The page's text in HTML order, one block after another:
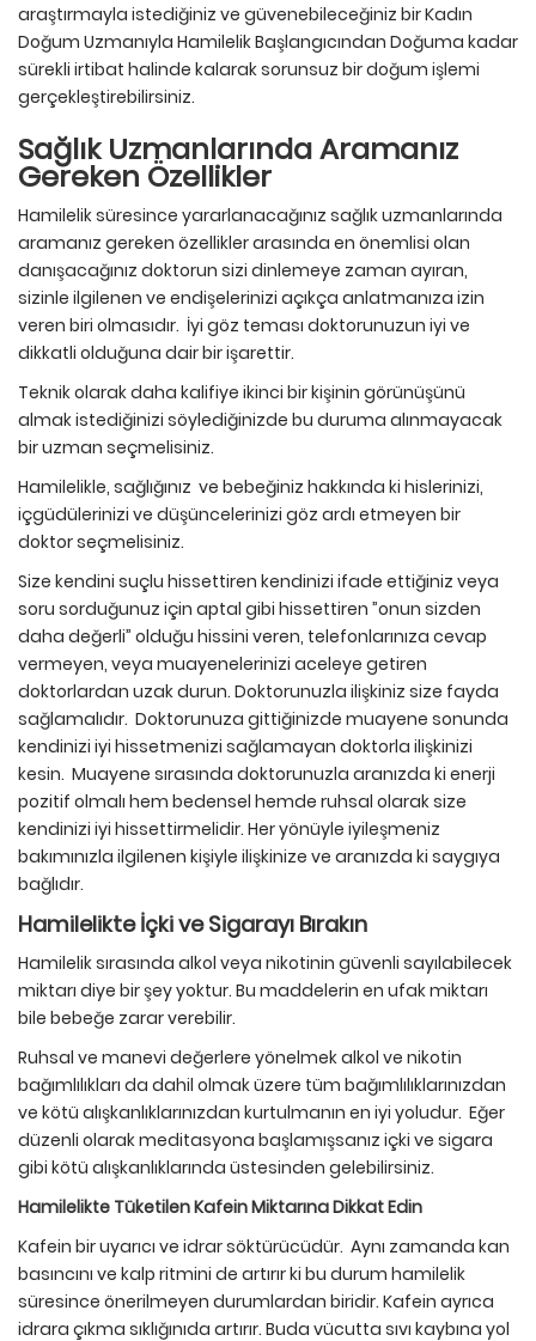
araştırmayla istediğiniz ve güvenebileceğiniz bir Kadın
Doğum Uzmanıyla Hamilelik Başlangıcından Doğuma kadar
sürekli irtibat halinde kalarak sorunsuz bir doğum işlemi
gerçekleştirebilirsiniz.
Sağlık Uzmanlarında Aramanız
Gereken Özellikler
Hamilelik süresince yararlanacağınız sağlık uzmanlarında
aramanız gereken özellikler arasında en önemlisi olan
danışacağınız doktorun sizi dinlemeye zaman ayıran,
sizinle ilgilenen ve endişelerinizi açıkça anlatmanıza izin
veren biri olmasıdır. İyi göz teması doktorunuzun iyi ve
dikkatli olduğuna dair bir işarettir.
Teknik olarak daha kalifiye ikinci bir kişinin görünüşünü
almak istediğinizi söylediğinizde bu duruma alınmayacak
bir uzman seçmelisiniz.
Hamilelikle, sağlığınız ve bebeğiniz hakkında ki hislerinizi,
içgüdülerinizi ve düşüncelerinizi göz ardı etmeyen bir
doktor seçmelisiniz.
Size kendini suçlu hissettiren kendinizi ifade ettiğiniz veya
soru sorduğunuz için aptal gibi hissettiren ”onun sizden
daha değerli” olduğu hissini veren, telefonlarınıza cevap
vermeyen, veya muayenelerinizi aceleye getiren
doktorlardan uzak durun. Doktorunuzla ilişkiniz size fayda
sağlamalıdır. Doktorunuza gittiğinizde muayene sonunda
kendinizi iyi hissetmenizi sağlamayan doktorla ilişkinizi
kesin. Muayene sırasında doktorunuzla aranızda ki enerji
pozitif olmalı hem bedensel hemde ruhsal olarak size
kendinizi iyi hissettirmelidir. Her yönüyle iyileşmeniz
bakımınızla ilgilenen kişiyle ilişkinize ve aranızda ki saygıya
bağlıdır.
Hamilelikte İçki ve Sigarayı Bırakın
Hamilelik sırasında alkol veya nikotinin güvenli sayılabilecek
miktarı diye bir şey yoktur. Bu maddelerin en ufak miktarı
bile bebeğe zarar verebilir.
Ruhsal ve manevi değerlere yönelmek alkol ve nikotin
bağımlılıkları da dahil olmak üzere tüm bağımlılıklarınızdan
ve kötü alışkanlıklarınızdan kurtulmanın en iyi yoludur. Eğer
düzenli olarak meditasyona başlamışsanız içki ve sigara
gibi kötü alışkanlıklarında üstesinden gelebilirsiniz.
Hamilelikte Tüketilen Kafein Miktarına Dikkat Edin
Kafein bir uyarıcı ve idrar söktürücüdür. Aynı zamanda kan
basıncını ve kalp ritmini de artırır ki bu durum hamilelik
süresince önerilmeyen durumlardan biridir. Kafein ayrıca
idrara çıkma sıklığınıda artırır. Buda vücutta sıvı kaybına yol